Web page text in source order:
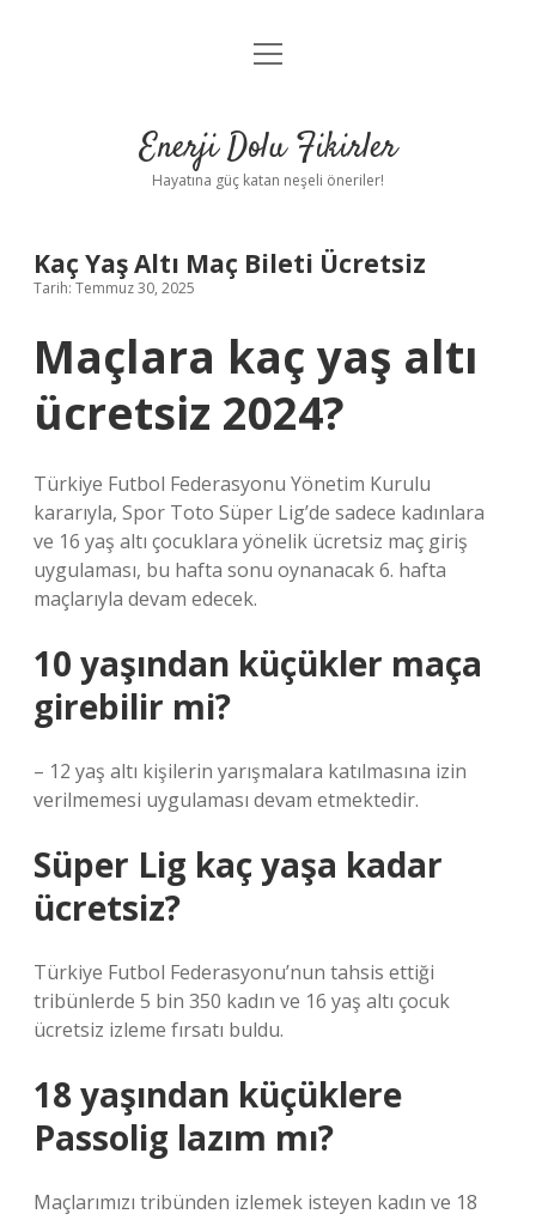
Anasayfa
Yasal Uyarı
menüyü
Enerji Dolu Fikirler
Hayatına güç katan neşeli öneriler!
Kaç Yaş Altı Maç Bileti Ücretsiz
Tarih: Temmuz 30, 2025
Maçlara kaç yaş altı
ücretsiz 2024?
Türkiye Futbol Federasyonu Yönetim Kurulu
kararıyla, Spor Toto Süper Lig’de sadece kadınlara
ve 16 yaş altı çocuklara yönelik ücretsiz maç giriş
uygulaması, bu hafta sonu oynanacak 6. hafta
maçlarıyla devam edecek.
10 yaşından küçükler maça
girebilir mi?
– 12 yaş altı kişilerin yarışmalara katılmasına izin
verilmemesi uygulaması devam etmektedir.
Süper Lig kaç yaşa kadar
ücretsiz?
Türkiye Futbol Federasyonu’nun tahsis ettiği
tribünlerde 5 bin 350 kadın ve 16 yaş altı çocuk
ücretsiz izleme fırsatı buldu.
18 yaşından küçüklere
Passolig lazım mı?
Maçlarımızı tribünden izlemek isteyen kadın ve 18